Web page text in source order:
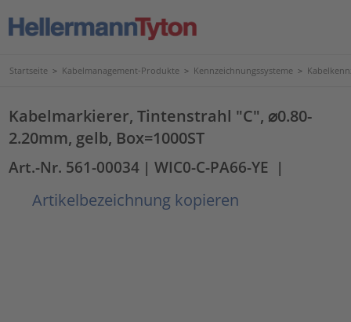
Startseite > Kabelmanagement-Produkte > Kennzeichnungssysteme >
Kabelmarkierer, Tintenstrahl "C", ⌀0.80-
2.20mm, gelb, Box=1000ST
Art.-Nr. 561-00034 | WIC0-C-PA66-YE |
Artikelbezeichnung kopieren